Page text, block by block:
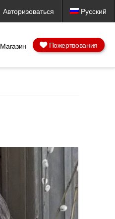
Авторизоваться Русский
Магазин Пожертвования